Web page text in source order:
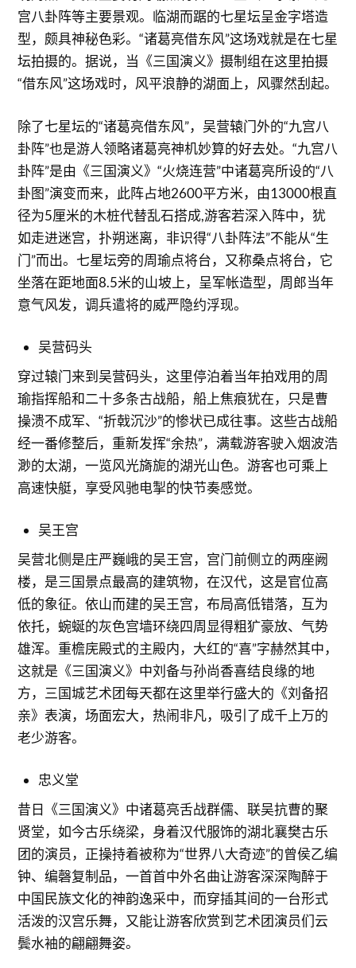
宫八卦阵等主要景观。临湖而踞的七星坛呈金字塔造
型，颇具神秘色彩。“诸葛亮借东风”这场戏就是在七星
坛拍摄的。据说，当《三国演义》摄制组在这里拍摄
“借东风”这场戏时，风平浪静的湖面上，风骤然刮起。
除了七星坛的“诸葛亮借东风”，吴营辕门外的“九宫八
卦阵”也是游人领略诸葛亮神机妙算的好去处。“九宫八
卦阵”是由《三国演义》“火烧连营”中诸葛亮所设的“八
卦图”演变而来，此阵占地2600平方米，由13000根直
径为5厘米的木桩代替乱石搭成,游客若深入阵中，犹
如走进迷宫，扑朔迷离，非识得“八卦阵法”不能从“生
门”而出。七星坛旁的周瑜点将台，又称桑点将台，它
坐落在距地面8.5米的山坡上，呈军帐造型，周郎当年
意气风发，调兵遣将的威严隐约浮现。
吴营码头
穿过辕门来到吴营码头，这里停泊着当年拍戏用的周
瑜指挥船和二十多条古战船，船上焦痕犹在，只是曹
操溃不成军、“折戟沉沙”的惨状已成往事。这些古战船
经一番修整后，重新发挥“余热”，满载游客驶入烟波浩
渺的太湖，一览风光旖旎的湖光山色。游客也可乘上
高速快艇，享受风驰电掣的快节奏感觉。
吴王宫
吴营北侧是庄严巍峨的吴王宫，宫门前侧立的两座阙
楼，是三国景点最高的建筑物，在汉代，这是官位高
低的象征。依山而建的吴王宫，布局高低错落，互为
依托，蜿蜒的灰色宫墙环绕四周显得粗犷豪放、气势
雄浑。重檐庑殿式的主殿内，大红的“喜”字赫然其中，
这就是《三国演义》中刘备与孙尚香喜结良缘的地
方，三国城艺术团每天都在这里举行盛大的《刘备招
亲》表演，场面宏大，热闹非凡，吸引了成千上万的
老少游客。
忠义堂
昔日《三国演义》中诸葛亮舌战群儒、联吴抗曹的聚
贤堂，如今古乐绕梁，身着汉代服饰的湖北襄樊古乐
团的演员，正操持着被称为“世界八大奇迹”的曾侯乙编
钟、编磬复制品，一首首中外名曲让游客深深陶醉于
中国民族文化的神韵逸采中，而穿插其间的一台形式
活泼的汉宫乐舞，又能让游客欣赏到艺术团演员们云
鬓水袖的翩翩舞姿。